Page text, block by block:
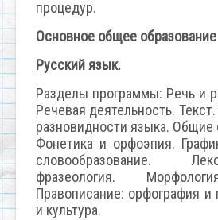
процедур.
Основное общее образование
Русский язык.
Разделы программы: Речь и
Речевая деятельность.
разновидности языка. Общие
Фонетика и орфоэпия.
словообразование.
фразеология.
Правописание: орфография и
и культура.